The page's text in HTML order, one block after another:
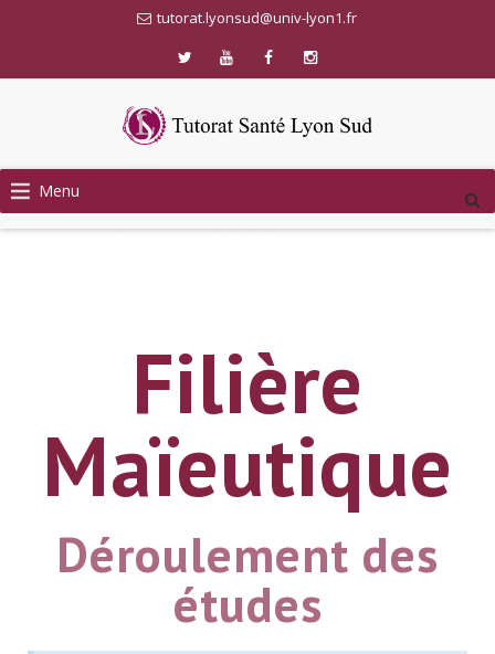
tutorat.lyonsud@univ-lyon1.fr
Menu
MAÏEUTIQUE 2022
Filière
Maïeutique
Déroulement des
études